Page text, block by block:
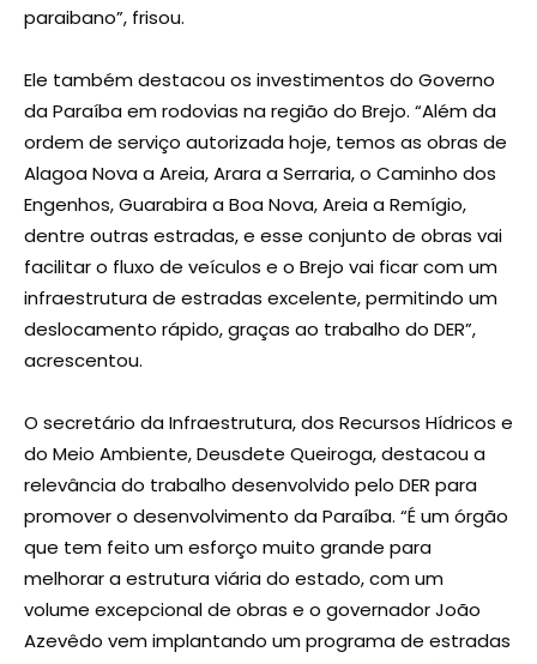
paraibano”, frisou.
Ele também destacou os investimentos do Governo
da Paraíba em rodovias na região do Brejo. “Além da
ordem de serviço autorizada hoje, temos as obras de
Alagoa Nova a Areia, Arara a Serraria, o Caminho dos
Engenhos, Guarabira a Boa Nova, Areia a Remígio,
dentre outras estradas, e esse conjunto de obras vai
facilitar o fluxo de veículos e o Brejo vai ficar com um
infraestrutura de estradas excelente, permitindo um
deslocamento rápido, graças ao trabalho do DER”,
acrescentou.
O secretário da Infraestrutura, dos Recursos Hídricos e
do Meio Ambiente, Deusdete Queiroga, destacou a
relevância do trabalho desenvolvido pelo DER para
promover o desenvolvimento da Paraíba. “É um órgão
que tem feito um esforço muito grande para
melhorar a estrutura viária do estado, com um
volume excepcional de obras e o governador João
Azevêdo vem implantando um programa de estradas